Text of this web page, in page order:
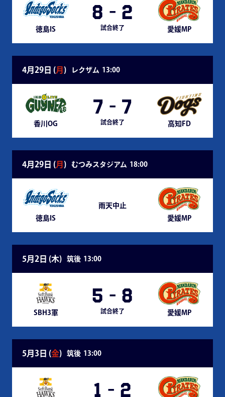
徳島IS
8 - 2
試合終了 愛媛MP
4月29日 (月 ) レクザム 13:00
香川OG
7 - 7
試合終了 高知FD
4月29日 (月 ) むつみスタジアム 18:00
徳島IS
雨天中止
愛媛MP
5月2日 (木) 筑後 13:00
SBH3軍
5 - 8
試合終了 愛媛MP
5月3日 (金) 筑後 13:00
1 - 2